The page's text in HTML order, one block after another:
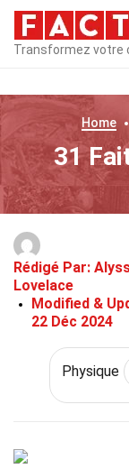
Transformez votre
Home
31
Rédigé Par:
Lovelace
Modified &
22 Déc 2024
Physique